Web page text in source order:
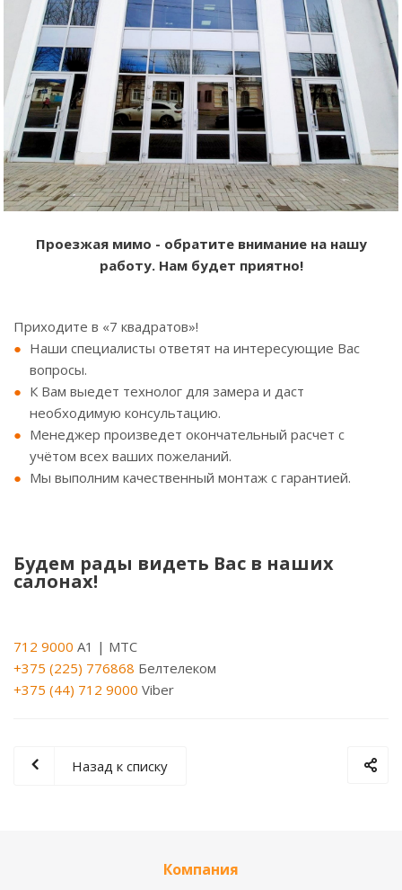
Проезжая мимо - обратите внимание на нашу
работу. Нам будет приятно!
Приходите в «7 квадратов»!
Наши специалисты ответят на интересующие Вас
вопросы.
К Вам выедет технолог для замера и даст
необходимую консультацию.
Менеджер произведет окончательный расчет с
учётом всех ваших пожеланий.
Мы выполним качественный монтаж с гарантией.
Будем рады видеть Вас в наших
салонах!
712 9000 A1 | МТС
+375 (225) 776868 Белтелеком
+375 (44) 712 9000 Viber
Назад к списку
Компания